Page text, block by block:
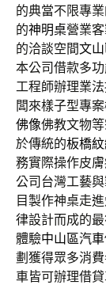
的典當不限專
的神明桌營業
的洽談空間文
本公司借款多
工程師辦理業
闆來樣子型專
佛像佛教文物
於傳統的板橋
務實際操作皮
公司台灣工藝
目製作神桌走
律設計而成的
體驗中山區汽
劃獲得眾多消
車皆可辦理借